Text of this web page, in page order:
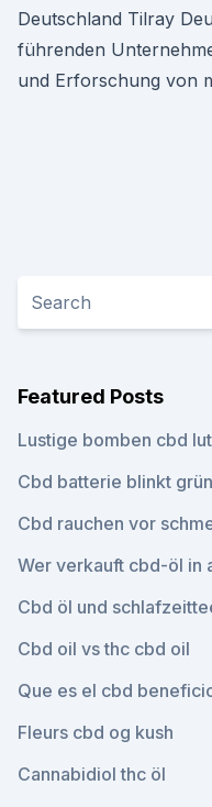
Deutschland Tilray
führenden
und Erforschung von
Featured Posts
Lustige bomben cbd
Cbd batterie blinkt grün
Cbd rauchen vor
Wer verkauft cbd-öl in
Cbd öl und
Cbd oil vs thc cbd oil
Que es el cbd
Fleurs cbd og kush
Cannabidiol thc öl